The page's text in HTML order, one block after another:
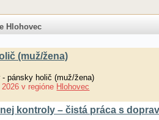
Hlohovec
(muž/žena)
pánsky holič (muž/žena)
v regióne Hlohovec
kontroly – čistá práca s